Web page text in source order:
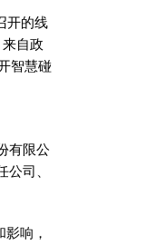
开的线
自政
智慧碰
有限公
司、
响，